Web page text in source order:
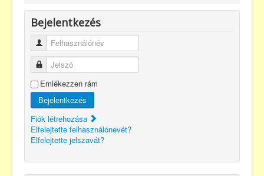
Bejelentkezés
Felhasználónév
Jelszó
Emlékezzen rám
Bejelentkezés
Fiók létrehozása
Elfelejtette felhasználónevét?
Elfelejtette jelszavát?